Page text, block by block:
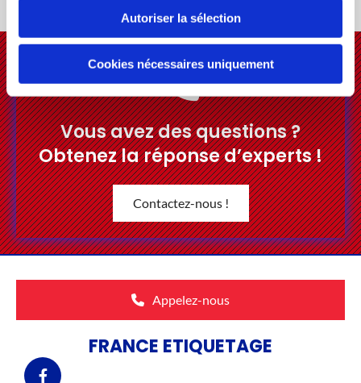
Autoriser la sélection
Cookies nécessaires uniquement
personnalisés que nous donnons aux clients.
Vous avez des questions ?
Obtenez la réponse d’experts !
Contactez-nous !
Appelez-nous
FRANCE ETIQUETAGE